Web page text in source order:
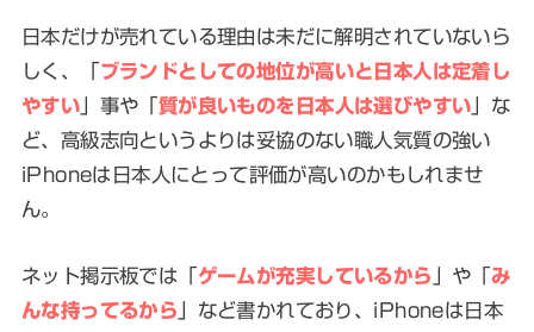
日本だけが売れている理由は未だに解明されていないら
しく、「ブランドとしての地位が高いと日本人は定着し
やすい 」事や「質が良いものを日本人は選びやすい 」な
ど、高級志向というよりは妥協のない職人気質の強い
iPhoneは日本人にとって評価が高いのかもしれませ
ん。
ネット掲示板では「ゲームが充実しているから 」や「み
んな持ってるから 」など書かれており、iPhoneは日本